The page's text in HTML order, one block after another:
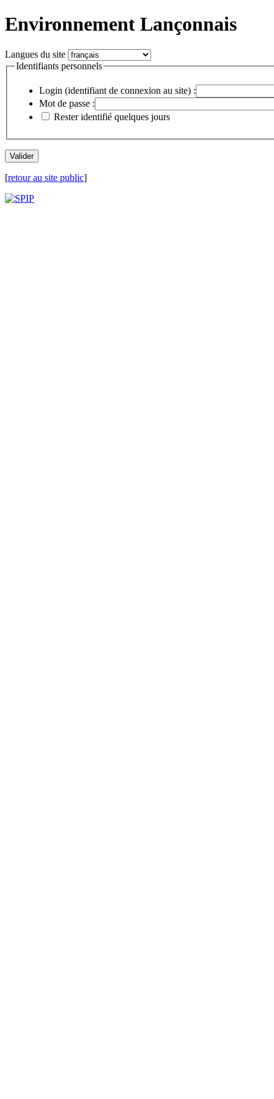
Environnement Lançonnais
Langues du site
Identifiants personnels
Login (identifiant de connexion au site) :
Mot de passe :
Rester identifié quelques jours
[retour au site public]